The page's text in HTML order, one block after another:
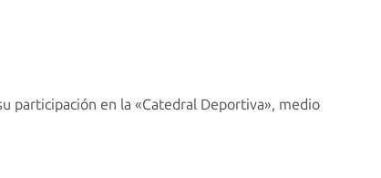
participación en la «Catedral Deportiva», medio